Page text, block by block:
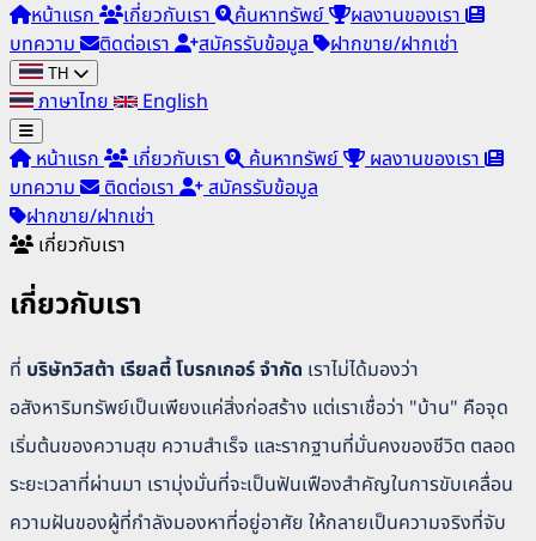
หน้าแรก เกี่ยวกับเรา ค้นหาทรัพย์
ผลงานของเรา
บทความ
ติดต่อเรา สมัครรับข้อมูล ฝากขาย/ฝากเช่า
TH
ภาษาไทย
English
หน้าแรก
เกี่ยวกับเรา ค้นหาทรัพย์
ผลงานของเรา
บทความ
ติดต่อเรา
สมัครรับข้อมูล
ฝากขาย/ฝากเช่า
เกี่ยวกับเรา
เกี่ยวกับเรา
ที่ บริษัทวิสต้า เรียลตี้ โบรกเกอร์ จำกัด เราไม่ได้มองว่า
อสังหาริมทรัพย์เป็นเพียงแค่สิ่งก่อสร้าง แต่เราเชื่อว่า "บ้าน" คือจุด
เริ่มต้นของความสุข ความสำเร็จ และรากฐานที่มั่นคงของชีวิต ตลอด
ระยะเวลาที่ผ่านมา เรามุ่งมั่นที่จะเป็นฟันเฟืองสำคัญในการขับเคลื่อน
ความฝันของผู้ที่กำลังมองหาที่อยู่อาศัย ให้กลายเป็นความจริงที่จับ